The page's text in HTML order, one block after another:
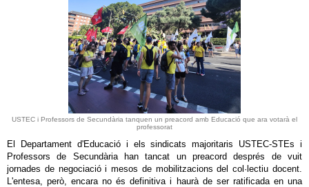
USTEC i Professors de Secundària tanquen un preacord amb Educació que ara votarà el
professorat
El Departament d'Educació i els sindicats majoritaris USTEC-STEs i
Professors de Secundària han tancat un preacord després de vuit
jornades de negociació i mesos de mobilitzacions del col·lectiu docent.
L'entesa, però, encara no és definitiva i haurà de ser ratificada en una